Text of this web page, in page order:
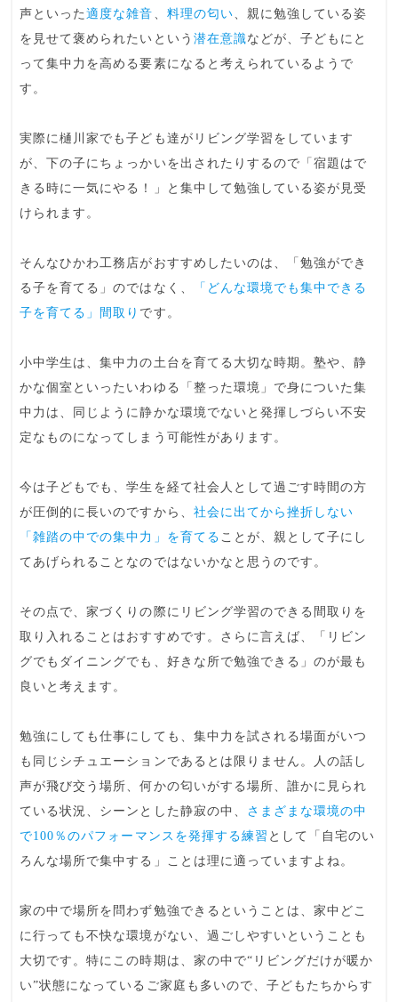
声といった適度な雑音 、 料理の匂い、親に勉強している姿
を見せて褒められたいという 潜在意識などが、子どもにと
って集中力を高める要素になる と考えられているようで
す。
実際に樋川家でも子ども達がリビング学習をしています
が、下の子にちょっかいを出されたりするので「宿題はで
きる時に一気にやる！」と集中して勉強している姿が見受
けられます。
そんなひかわ工務店がおすすめしたいのは、「勉強ができ
る子を育てる」のではなく、
「どんな環境でも集中できる
子を育てる」間取り です。
小中学生は、集中力の土台を育てる大切な時期。塾や、静
かな個室といったいわゆる「整った環境」で身についた集
中力は、同じように静かな環境でないと発揮しづらい不安
定なものになってしまう可能性があります。
今は子どもでも、学生を経て社会人として過ごす時間の方
が圧倒的に長いのですから、 社会に出てから挫折しない
「雑踏の中での集中力」を育てる ことが、親として子にし
てあげられることなのではないかなと思うのです。
その点で、家づくりの際に リビング学習のできる間取り を
取り入れることはおすすめです。さらに言えば、
「リビン
グでもダイニングでも、好きな所で勉強できる」のが最も
良い と考えます。
勉強にしても仕事にしても、集中力を試される場面がいつ
も同じシチュエーションであるとは限りません。人の話し
声が飛び交う場所、何かの匂いがする場所、誰かに見られ
ている状況、シーンとした静寂の中、 さまざまな環境の中
で100％のパフォーマンスを発揮する練習 として
「自宅のい
ろんな場所で集中する」 ことは理に適っていますよね。
家の中で場所を問わず勉強できるということは、家中どこ
に行っても不快な環境がない、過ごしやすいということも
大切 です。特にこの時期は、家の中で“リビングだけが暖か
い”状態になっているご家庭も多いので、子どもたちからす